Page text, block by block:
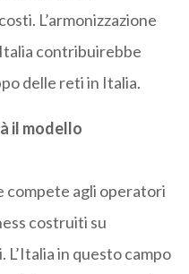
L’armonizzazione
contribuirebbe
delle reti in Italia.
il modello
compete agli operatori
costruiti su
in questo campo